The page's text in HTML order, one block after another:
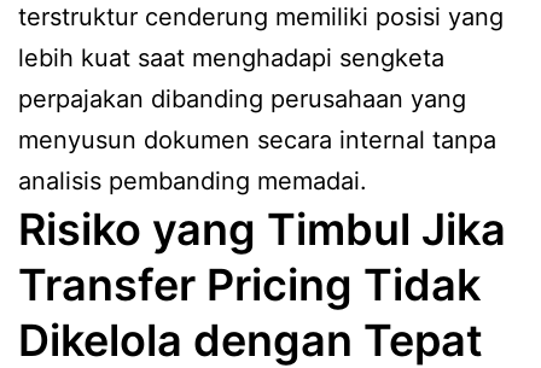
terstruktur cenderung memiliki posisi yang
lebih kuat saat menghadapi sengketa
perpajakan dibanding perusahaan yang
menyusun dokumen secara internal tanpa
analisis pembanding memadai.
Risiko yang Timbul Jika
Transfer Pricing Tidak
Dikelola dengan Tepat